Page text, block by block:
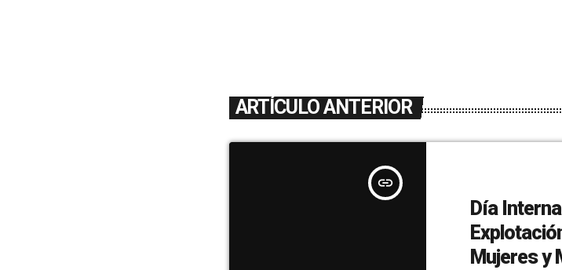
ARTÍCULO ANTERIOR
insert_link
Día
Explotación
Mujeres y